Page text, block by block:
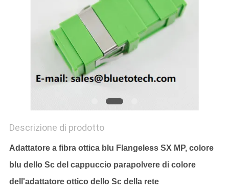
PRIVACY
Descrizione di prodotto
Adattatore a fibra ottica blu Flangeless SX MP, colore
blu dello Sc del cappuccio parapolvere di colore
dell'adattatore ottico dello Sc della rete